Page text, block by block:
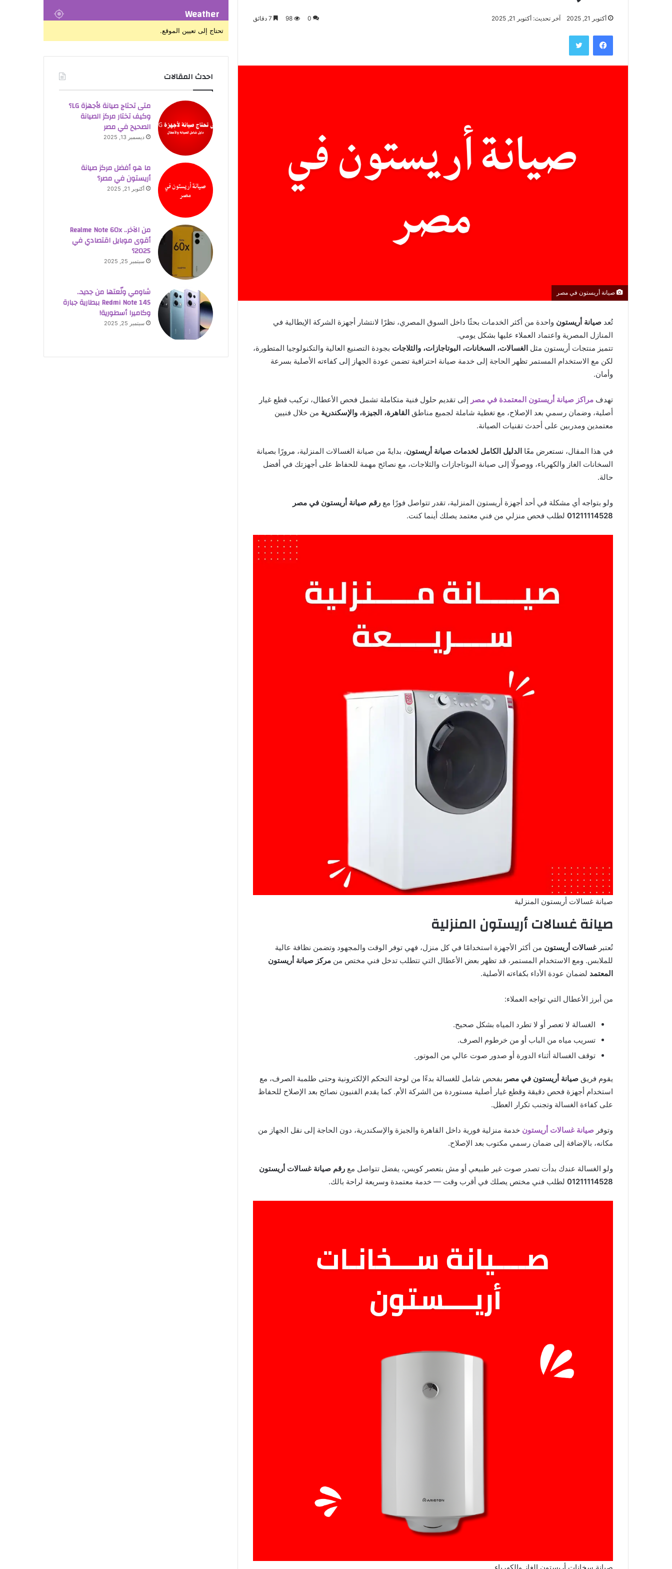
أكتوبر 21, 2025 آخر تحديث: أكتوبر 21, 2025 0
98
فيسبوك تويتر
صيانة أريستون في مصر
تُعد صيانة أريستون واحدة من أكثر الخدمات بحثًا داخل السوق المصري، نظرًا لانتشار أجهزة الشركة الإيطالية في
المنازل المصرية واعتماد العملاء عليها بشكل يومي.
تتميز منتجات أريستون مثل الغسالات، السخانات، البوتاجازات، والثلاجات بجودة التصنيع العالية والتكنولوجيا المتطورة،
لكن مع الاستخدام المستمر تظهر الحاجة إلى خدمة صيانة احترافية تضمن عودة الجهاز إلى كفاءته الأصلية بسرعة
وأمان.
تهدف مراكز صيانة أريستون المعتمدة في مصر إلى تقديم حلول فنية متكاملة تشمل فحص الأعطال، تركيب قطع غيار
أصلية، وضمان رسمي بعد الإصلاح، مع تغطية شاملة لجميع مناطق القاهرة، الجيزة، والإسكندرية من خلال فنيين
معتمدين ومدربين على أحدث تقنيات الصيانة.
في هذا المقال، نستعرض معًا الدليل الكامل لخدمات صيانة أريستون، بدايةً من صيانة الغسالات المنزلية، مرورًا بصيانة
السخانات الغاز والكهرباء، ووصولًا إلى صيانة البوتاجازات والثلاجات، مع نصائح مهمة للحفاظ على أجهزتك في أفضل
حالة.
ولو بتواجه أي مشكلة في أحد أجهزة أريستون المنزلية، تقدر تتواصل فورًا مع رقم صيانة أريستون في مصر
01211114528 لطلب فحص منزلي من فني معتمد يصلك أينما كنت.
صيانة غسالات أريستون المنزلية
صيانة غسالات أريستون المنزلية
تُعتبر غسالات أريستون من أكثر الأجهزة استخدامًا في كل منزل، فهي توفر الوقت والمجهود وتضمن نظافة عالية
للملابس. ومع الاستخدام المستمر، قد تظهر بعض الأعطال التي تتطلب تدخل فني مختص من مركز صيانة أريستون
المعتمد لضمان عودة الأداء بكفاءته الأصلية.
من أبرز الأعطال التي تواجه العملاء:
الغسالة لا تعصر أو لا تطرد المياه بشكل صحيح.
تسريب مياه من الباب أو من خرطوم الصرف.
توقف الغسالة أثناء الدورة أو صدور صوت عالي من الموتور.
يقوم فريق صيانة أريستون في مصر بفحص شامل للغسالة بدءًا من لوحة التحكم الإلكترونية وحتى طلمبة الصرف، مع
استخدام أجهزة فحص دقيقة وقطع غيار أصلية مستوردة من الشركة الأم. كما يقدم الفنيون نصائح بعد الإصلاح للحفاظ
على كفاءة الغسالة وتجنب تكرار العطل.
وتوفر صيانة غسالات أريستون خدمة منزلية فورية داخل القاهرة والجيزة والإسكندرية، دون الحاجة إلى نقل الجهاز من
مكانه، بالإضافة إلى ضمان رسمي مكتوب بعد الإصلاح.
ولو الغسالة عندك بدأت تصدر صوت غير طبيعي أو مش بتعصر كويس، يفضل تتواصل مع رقم صيانة غسالات أريستون
01211114528 لطلب فني مختص يصلك في أقرب وقت — خدمة معتمدة وسريعة لراحة بالك.
صيانة سخانات أريستون الغاز والكهرباء
Weather
تحتاج إلى تعيين الموقع.
احدث المقالات
متى تحتاج صيانة لأجهزة LG؟
وكيف تختار مركز الصيانة
الصحيح في مصر
ديسمبر 13, 2025
ما هو أفضل مركز صيانة
أريستون في مصر؟
أكتوبر 21, 2025
من الآخر.. Realme Note 60x
أقوى موبايل اقتصادي في
2025؟
سبتمبر 25, 2025
شاومي ولّعتها من جديد..
Redmi Note 14S ببطارية جبارة
وكاميرا أسطورية!
سبتمبر 25, 2025